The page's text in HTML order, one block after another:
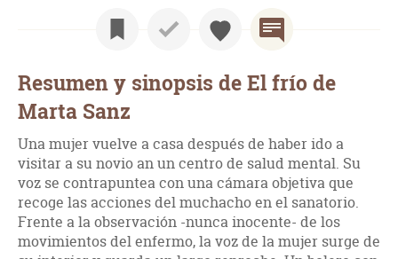
Resumen y sinopsis de El frío de
Marta Sanz
Una mujer vuelve a casa después de haber ido a
visitar a su novio an un centro de salud mental. Su
voz se contrapuntea con una cámara objetiva que
recoge las acciones del muchacho en el sanatorio.
Frente a la observación -nunca inocente- de los
movimientos del enfermo, la voz de la mujer surge de